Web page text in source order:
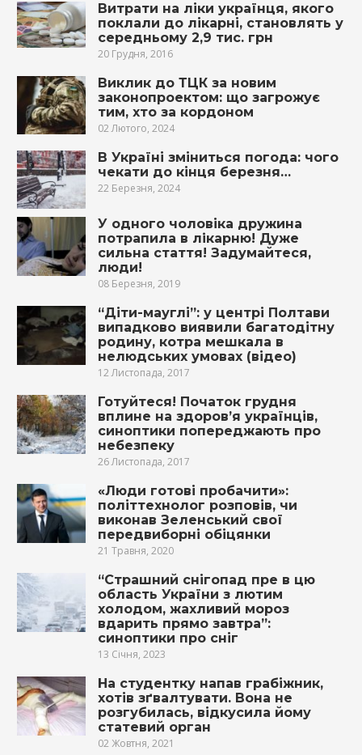
Витрати на ліки українця, якого
поклали до лікарні, становлять у
середньому 2,9 тис. грн
20 Грудня, 2016
Виклик до ТЦК за новим
законопроектом: що загрожує
тим, хто за кордоном
02 Лютого, 2024
В Україні зміниться погода: чого
чекати до кінця березня…
22 Березня, 2024
У одного чоловіка дружина
потрапила в лiкарню! Дуже
cильна стaття! Задyмaйтеся,
люди!
08 Березня, 2019
“Діти-мауглі”: у центрі Полтави
випадково виявили багатодітну
родину, котра мешкала в
нелюдcьких умовах (відео)
12 Листопада, 2017
Готуйтеся! Початок грудня
вплине на здоров’я українців,
синоптики попереджають про
небезпеку
26 Листопада, 2017
«Люди готові пробачити»:
політтехнолог розповів, чи
виконав Зеленський свої
передвиборні обіцянки
21 Травня, 2020
“Страшний снігопад пре в цю
область України з лютим
холодом, жахливий мороз
вдарить прямо завтра”:
синоптики про сніг
13 Січня, 2023
На студентку напав грабіжник,
хотів зґвалтувати. Вона не
розгубилась, відкусила йому
статевий орган
02 Жовтня, 2021